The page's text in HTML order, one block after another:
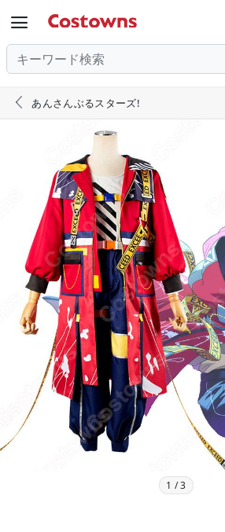

 あんさんぶるスターズ!
1 /3